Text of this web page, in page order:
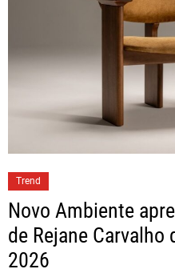
Trend
Novo Ambiente
de Rejane Carvalho
2026